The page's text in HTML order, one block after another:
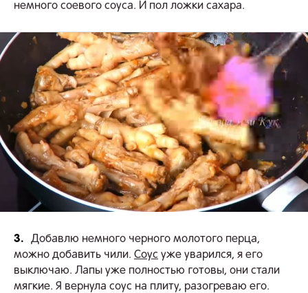
немного соевого соуса. И пол ложки сахара.
3.
Добавлю немного черного молотого перца,
можно добавить чили. Соус уже уварился, я его
выключаю. Лапы уже полностью готовы, они стали
мягкие. Я вернула соус на плиту, разогреваю его.